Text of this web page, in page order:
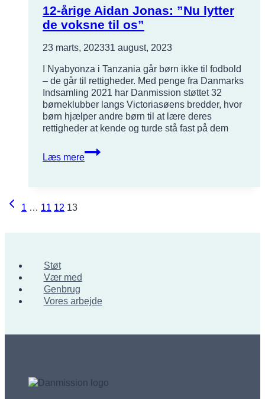
en
uge
fra
sociale
og
teknologiske
rammer
12-årige Aidan Jonas: ”Nu lytter
de voksne til os”
23 marts, 202331 august, 2023
I Nyabyonza i Tanzania går børn ikke til fodbold
– de går til rettigheder. Med penge fra Danmarks
Indsamling 2021 har Danmission støttet 32
børneklubber langs Victoriasøens bredder, hvor
børn hjælper andre børn til at lære deres
rettigheder at kende og turde stå fast på dem
Læs mere
12-
årige
Side
Forrige
side
1 … 11 12 13
Støt
Vær med
Genbrug
Vores arbejde